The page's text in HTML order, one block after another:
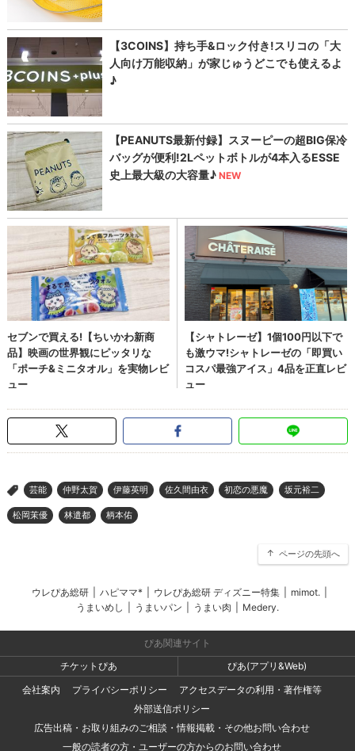
> 芸能 仲野太賀 伊藤英明 佐久間由衣 初恋の悪魔 坂元裕二
松岡茉優 林遣都 柄本佑
ページの先頭へ
ウレぴあ総研 ハピママ* ウレぴあ総研 ディズニー特集 mimot.
うまいめし
うまいパン うまい肉 Medery.
ぴあ関連サイト
チケットぴあ
ぴあ(アプリ&Web)
会社案内
プライバシーポリシー
アクセスデータの利用・著作権等
外部送信ポリシー
広告出稿・お取り組みのご相談・情報掲載・その他お問い合わせ
一般の読者の方・ユーザーの方からのお問い合わせ